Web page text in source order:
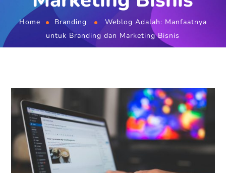
Home Branding
Weblog Adalah: Manfaatnya
untuk Branding dan Marketing Bisnis